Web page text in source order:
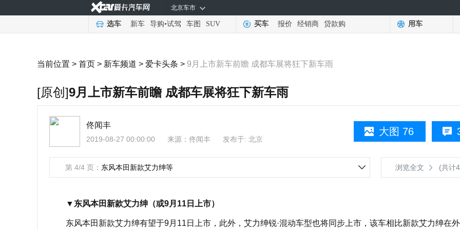
北京车市
选车 新车 导购•试驾 车图 SUV 买车 报价 经销商 贷款购 用车
当前位置 > 首页 > 新车频道 > 爱卡头条 > 9月上市新车前瞻 成都车展将狂下新车雨
[原创]9月上市新车前瞻 成都车展将狂下新车雨
大图 76
佟闻丰
2019-08-27 00:00:00 来源： 佟闻丰 发布于: 北京
第 4/4 页： 东风本田新款艾力绅等 浏览全文 (共计
▼ 东风本田新款艾力绅（或9月11日上市）
东风本田新款艾力绅有望于9月11日上市，此外，艾力绅锐·混动车型也将同步上市，该车相比新款艾力绅在